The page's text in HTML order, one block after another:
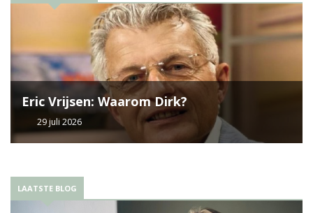
Eric Vrijsen: Waarom Dirk?
29 juli 2026
LAATSTE BLOG